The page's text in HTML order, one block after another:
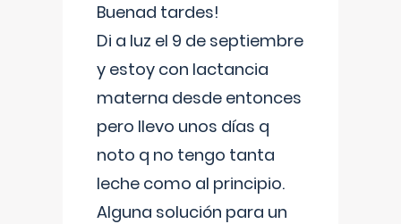
Buenad tardes!
Di a luz el 9 de septiembre
y estoy con lactancia
materna desde entonces
pero llevo unos días q
noto q no tengo tanta
leche como al principio.
Alguna solución para un